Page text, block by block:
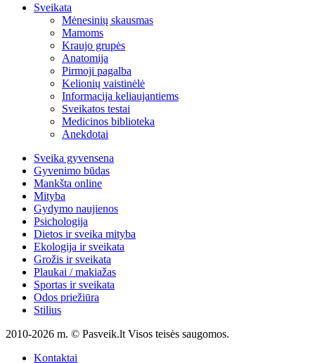
Sveikata
Mėnesinių skausmas
Mamoms
Kraujo grupės
Anatomija
Pirmoji pagalba
Kelionių vaistinėlė
Informacija keliaujantiems
Sveikatos testai
Medicinos biblioteka
Anekdotai
Sveika gyvensena
Gyvenimo būdas
Mankšta online
Mityba
Gydymo naujienos
Psichologija
Dietos ir sveika mityba
Ekologija ir sveikata
Grožis ir sveikata
Plaukai / makiažas
Sportas ir sveikata
Odos priežiūra
Stilius
2010-2026 m. © Pasveik.lt Visos teisės saugomos.
Kontaktai